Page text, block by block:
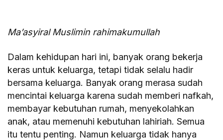
Ma’asyiral Muslimin rahimakumullah
Dalam kehidupan hari ini, banyak orang bekerja
keras untuk keluarga, tetapi tidak selalu hadir
bersama keluarga. Banyak orang merasa sudah
mencintai keluarga karena sudah memberi nafkah,
membayar kebutuhan rumah, menyekolahkan
anak, atau memenuhi kebutuhan lahiriah. Semua
itu tentu penting. Namun keluarga tidak hanya